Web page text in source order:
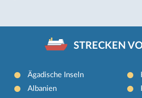
STRECKEN
Ägadische Inseln
Albanien